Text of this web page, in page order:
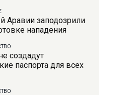
Аравии заподозрили
нападения
создадут
паспорта для всех